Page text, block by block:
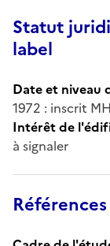
Statut
label
Date et niveau
1972 : inscrit
Intérêt de
à signaler